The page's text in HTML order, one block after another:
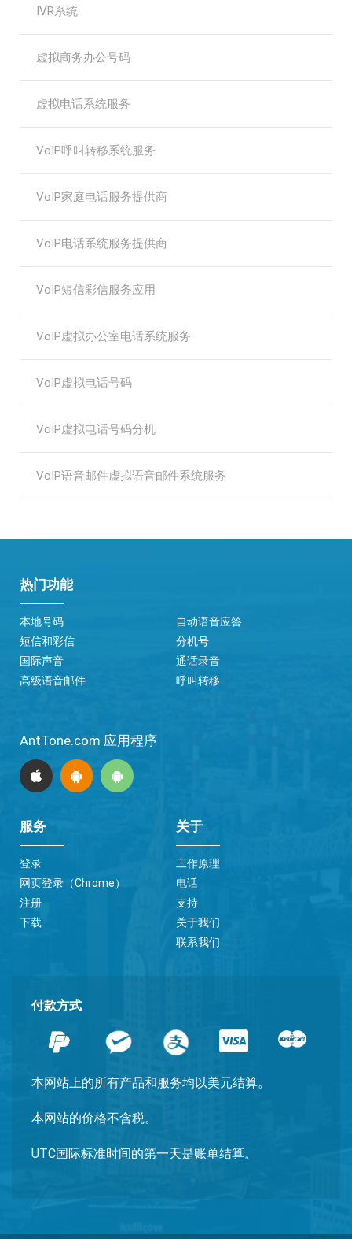
IVR系统
虚拟商务办公号码
虚拟电话系统服务
VoIP呼叫转移系统服务
VoIP家庭电话服务提供商
VoIP电话系统服务提供商
VoIP短信彩信服务应用
VoIP虚拟办公室电话系统服务
VoIP虚拟电话号码
VoIP虚拟电话号码分机
VoIP语音邮件虚拟语音邮件系统服务
热门功能
本地号码
短信和彩信
国际声音
高级语音邮件
AntTone.com 应用程序
自动语音应答
分机号
通话录音
呼叫转移
服务
登录
网页登录（Chrome）
注册
下载
关于
工作原理
电话
支持
关于我们
联系我们
付款方式
本网站上的所有产品和服务均以美元结算。
本网站的价格不含税。
UTC国际标准时间的第一天是账单结算。